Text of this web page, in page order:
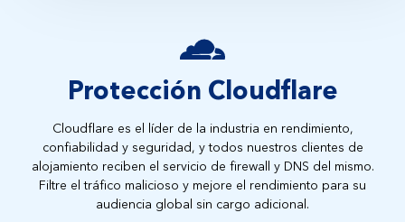
Protección Cloudflare
Cloudflare es el líder de la industria en rendimiento,
confiabilidad y seguridad, y todos nuestros clientes de
alojamiento reciben el servicio de firewall y DNS del mismo.
Filtre el tráfico malicioso y mejore el rendimiento para su
audiencia global sin cargo adicional.